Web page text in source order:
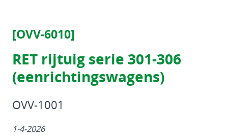
[OVV-6010]
RET rijtuig serie 301-306
(eenrichtingswagens)
OVV-1001
1-4-2026